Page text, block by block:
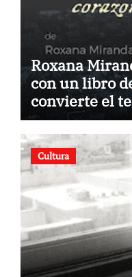
Roxana
con un libro
convierte el
en literatura
Cultura